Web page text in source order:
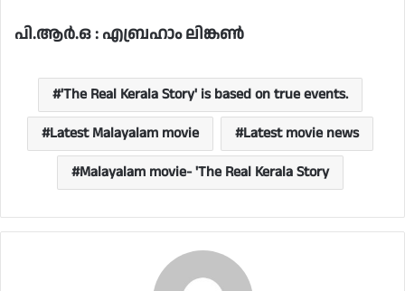
പി.ആർ.ഒ : എബ്രഹാം ലിങ്കൺ
'The Real Kerala Story' is based on true events.
Latest Malayalam movie
Latest movie news
Malayalam movie- 'The Real Kerala Story